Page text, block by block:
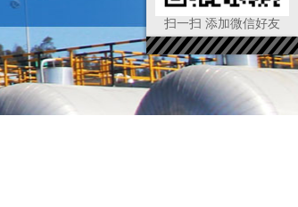
扫一扫 添加微信好友